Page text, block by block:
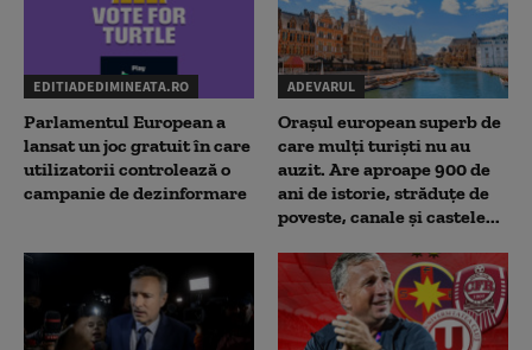
EDITIADEDIMINEATA.RO
Parlamentul European a
lansat un joc gratuit în care
utilizatorii controlează o
campanie de dezinformare
ADEVARUL
Orașul european superb de
care mulți turiști nu au
auzit. Are aproape 900 de
ani de istorie, străduțe de
poveste, canale și castele...